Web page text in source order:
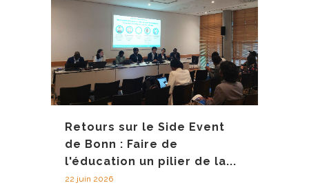
Retours sur le Side Event
de Bonn : Faire de
l'éducation un pilier de la...
22 juin 2026